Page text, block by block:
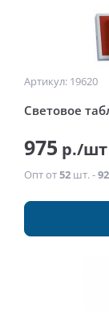
Артикул: 19620
Световое
975 р./шт
Опт от52 шт. -